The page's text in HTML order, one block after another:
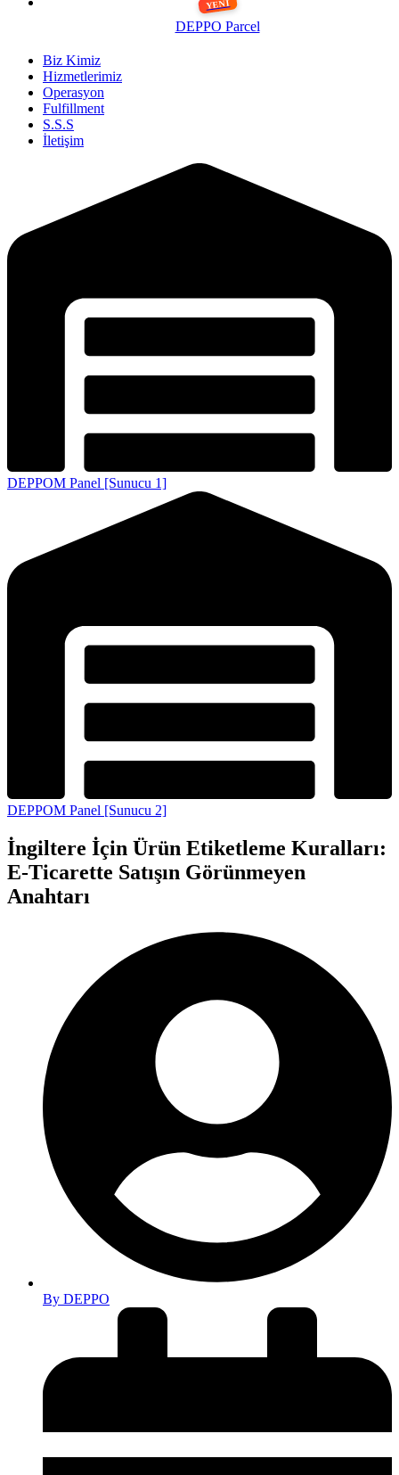
DEPPO Parcel
Biz Kimiz
Hizmetlerimiz
Operasyon
Fulfillment
S.S.S
İletişim
DEPPOM Panel [Sunucu 1]
DEPPOM Panel [Sunucu 2]
İngiltere İçin Ürün Etiketleme Kuralları:
E-Ticarette Satışın Görünmeyen
Anahtarı
By DEPPO